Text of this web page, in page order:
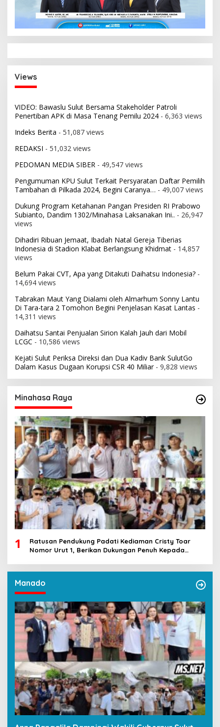
Views
VIDEO: Bawaslu Sulut Bersama Stakeholder Patroli
Penertiban APK di Masa Tenang Pemilu 2024 - 6,363 views
Indeks Berita - 51,087 views
REDAKSI - 51,032 views
PEDOMAN MEDIA SIBER - 49,547 views
Pengumuman KPU Sulut Terkait Persyaratan Daftar Pemilih
Tambahan di Pilkada 2024, Begini Caranya… - 49,007 views
Dukung Program Ketahanan Pangan Presiden RI Prabowo
Subianto, Dandim 1302/Minahasa Laksanakan Ini.. - 26,947
views
Dihadiri Ribuan Jemaat, Ibadah Natal Gereja Tiberias
Indonesia di Stadion Klabat Berlangsung Khidmat - 14,857
views
Belum Pakai CVT, Apa yang Ditakuti Daihatsu Indonesia? -
14,694 views
Tabrakan Maut Yang Dialami oleh Almarhum Sonny Lantu
Di Tara-tara 2 Tomohon Begini Penjelasan Kasat Lantas -
14,311 views
Daihatsu Santai Penjualan Sirion Kalah Jauh dari Mobil
LCGC - 10,586 views
Kejati Sulut Periksa Direksi dan Dua Kadiv Bank SulutGo
Dalam Kasus Dugaan Korupsi CSR 40 Miliar- 9,828 views
Minahasa Raya
1
Ratusan Pendukung Padati Kediaman Cristy Toar
Nomor Urut 1, Berikan Dukungan Penuh Kepada
Manado